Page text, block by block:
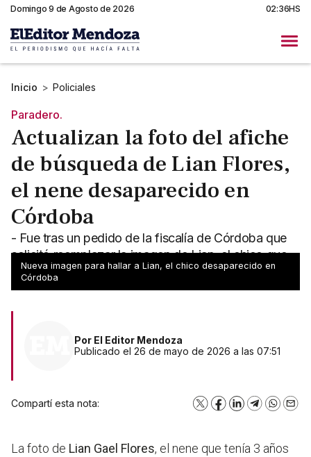
Domingo 9 de Agosto de 2026 02:36HS
Inicio > Policiales
Paradero.
Actualizan la foto del afiche
de búsqueda de Lian Flores,
el nene desaparecido en
Córdoba
- Fue tras un pedido de la fiscalía de Córdoba que
solicitó reemplazar la imagen de Lian, el chico que
está desaparecido desde febrero de 2025
Nueva imagen para hallar a Lian, el chico desaparecido en
Córdoba
Por El Editor Mendoza
Publicado el 26 de mayo de 2026 a las 07:51
Compartí esta nota: X Facebook
LinkedInTelegram
La foto de Lian Gael Flores, el nene que tenía 3 años